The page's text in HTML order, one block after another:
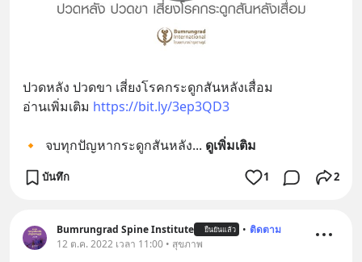
ปวดหลัง ปวดขา เสี่ยงโรคกระดูกสันหลังเสื่อม
อ่านเพิ่มเติม https://bit.ly/3ep3QD3
🔸  จบทุกปัญหากระดูกสันหลัง... ดูเพิ่มเติม
บันทึก 1 2
Bumrungrad Spine Institute ยืนยันแล้ว • ติดตาม
12 ต.ค. 2022 เวลา 11:00 • สุขภาพ